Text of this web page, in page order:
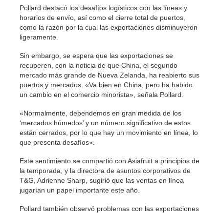
Pollard destacó los desafíos logísticos con las líneas y
horarios de envío, así como el cierre total de puertos,
como la razón por la cual las exportaciones disminuyeron
ligeramente.
Sin embargo, se espera que las exportaciones se
recuperen, con la noticia de que China, el segundo
mercado más grande de Nueva Zelanda, ha reabierto sus
puertos y mercados. «Va bien en China, pero ha habido
un cambio en el comercio minorista», señala Pollard.
«Normalmente, dependemos en gran medida de los
‘mercados húmedos’ y un número significativo de estos
están cerrados, por lo que hay un movimiento en línea, lo
que presenta desafíos».
Este sentimiento se compartió con Asiafruit a principios de
la temporada, y la directora de asuntos corporativos de
T&G, Adrienne Sharp, sugirió que las ventas en línea
jugarían un papel importante este año.
Pollard también observó problemas con las exportaciones